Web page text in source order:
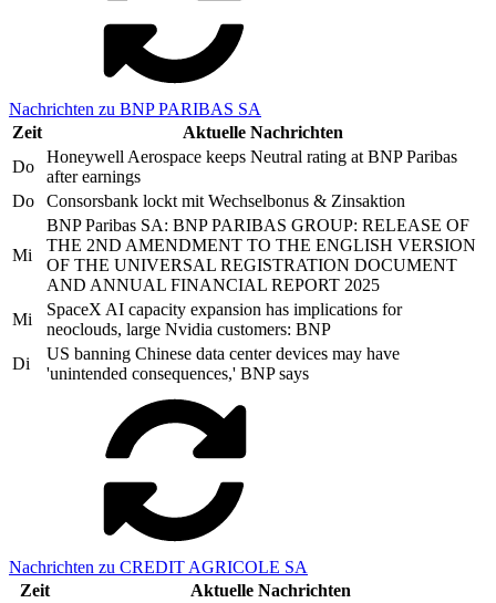
Nachrichten zu BNP PARIBAS SA
Zeit
Aktuelle Nachrichten
Do
Honeywell Aerospace keeps Neutral rating at BNP Paribas
after earnings
Do
Consorsbank lockt mit Wechselbonus & Zinsaktion
Mi
BNP Paribas SA: BNP PARIBAS GROUP: RELEASE OF
THE 2ND AMENDMENT TO THE ENGLISH VERSION
OF THE UNIVERSAL REGISTRATION DOCUMENT
AND ANNUAL FINANCIAL REPORT 2025
Mi
SpaceX AI capacity expansion has implications for
neoclouds, large Nvidia customers: BNP
Di
US banning Chinese data center devices may have
'unintended consequences,' BNP says
Nachrichten zu CREDIT AGRICOLE SA
Zeit
Aktuelle Nachrichten